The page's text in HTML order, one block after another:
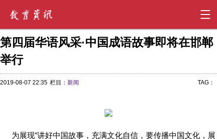
第四届华语风采·中国成语故事即将在邯郸
举行
2019-08-07 22:35 栏目： 新闻 TAG：
为展现“讲好中国故事，充满文化自信，要传播中国文化，展